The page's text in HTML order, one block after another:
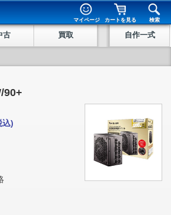
マイページ カートを見る 検索
古 買取 自作一式
90+
込)